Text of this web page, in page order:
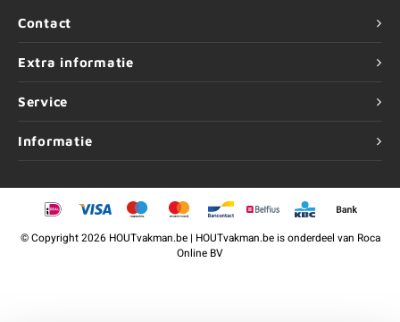
Contact
Extra informatie
Service
Informatie
©Copyright2026 HOUTvakman.be | HOUTvakman.be is onderdeel van Roca
Online BV